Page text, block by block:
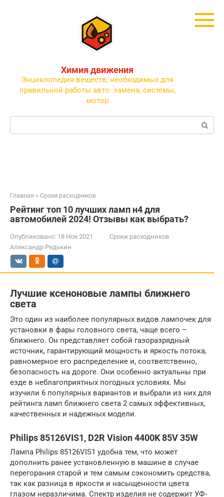
Химия движения
Энциклопедия веществ, необходимых для
правильной работы авто: замена, системы,
мотор
Поиск:
Главная » Сроки расходников
Рейтинг топ 10 лучших ламп н4 для
автомобилей 2024! Отзывы как выбрать?
Опубликовано: 18 Ноя 2021
Сроки расходников
Александр Редькин
Лучшие ксеноновые лампы ближнего
света
Это один из наиболее популярных видов лампочек для
установки в фары головного света, чаще всего –
ближнего. Он представляет собой газоразрядный
источник, гарантирующий мощность и яркость потока,
равномерное его распределение и, соответственно,
безопасность на дороге. Они особенно актуальны при
езде в неблагоприятных погодных условиях. Мы
изучили 6 популярных вариантов и выбрали из них для
рейтинга ламп ближнего света 2 самых эффективных,
качественных и надежных модели.
Philips 85126VIS1, D2R Vision 4400K 85V 35W
Лампа Philips 85126VIS1 удобна тем, что может
дополнить ранее установленную в машине в случае
перегорания старой и тем самым сэкономить средства,
так как разница в яркости и насыщенности цвета
глазом неразличима. Спектр изделия не содержит УФ-